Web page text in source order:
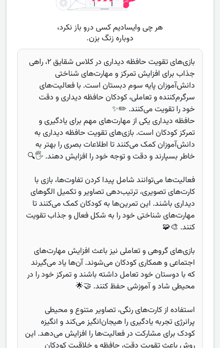
بازی‌های تقویت حافظه دیداری در کلاس شقایق ۲، راهی
جذاب برای افزایش تمرکز و مهارت‌های شناختی
دانش‌آموزان پایه سوم دبستان است. با فعالیت‌های
سرگرم‌کننده و تعاملی، کودکان حافظه دیداری و دقت
خود را تقویت می‌کنند. ✏️✨
حافظه دیداری یکی از مهارت‌های مهم برای یادگیری و
تمرکز کودکان است. بازی‌های تقویت حافظه دیداری به
دانش‌آموزان کمک می‌کنند تا اطلاعات بصری را بهتر به
خاطر بسپارند و دقت و توجه خود را افزایش دهند. 🖐️🔍
فعالیت‌ها می‌توانند شامل پیدا کردن تفاوت‌ها، بازی با
کارت‌های تصویری، ترتیب‌دهی تصاویر و تکمیل الگوهای
دیداری باشند. این تمرین‌ها به کودکان کمک می‌کنند تا
مهارت‌های شناختی خود را به شکل فعال و جذاب تقویت
کنند. 🎨🧩
بازی‌های گروهی و تعاملی نیز باعث افزایش مهارت‌های
اجتماعی و همکاری کودکان می‌شوند. آن‌ها یاد می‌گیرند
که با دوستان خود تعامل داشته باشند و تمرکز خود را در
محیطی شاد و آموزشی حفظ کنند. 🤝🌟
استفاده از کارت‌های رنگی، تصاویر متنوع و محیطی
پرانرژی تجربه یادگیری را هیجان‌انگیز می‌کند و انگیزه
کودک برای مشارکت در فعالیت‌ها را افزایش می‌دهد. این